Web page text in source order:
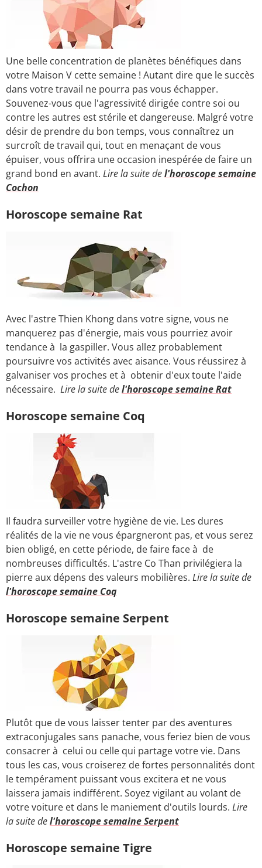
Une belle concentration de planètes bénéfiques dans
votre Maison V cette semaine ! Autant dire que le succès
dans votre travail ne pourra pas vous échapper.
Souvenez-vous que l'agressivité dirigée contre soi ou
contre les autres est stérile et dangereuse. Malgré votre
désir de prendre du bon temps, vous connaîtrez un
surcroît de travail qui, tout en menaçant de vous
épuiser, vous offrira une occasion inespérée de faire un
grand bond en avant. Lire la suite del'horoscope semaine
Cochon
Horoscope semaine Rat
Avec l'astre Thien Khong dans votre signe, vous ne
manquerez pas d'énergie, mais vous pourriez avoir
tendance à la gaspiller. Vous allez probablement
poursuivre vos activités avec aisance. Vous réussirez à
galvaniser vos proches et à obtenir d'eux toute l'aide
nécessaire. Lire la suite del'horoscope semaine Rat
Horoscope semaine Coq
Il faudra surveiller votre hygiène de vie. Les dures
réalités de la vie ne vous épargneront pas, et vous serez
bien obligé, en cette période, de faire face à de
nombreuses difficultés. L'astre Co Than privilégiera la
pierre aux dépens des valeurs mobilières. Lire la suite de
l'horoscope semaine Coq
Horoscope semaine Serpent
Plutôt que de vous laisser tenter par des aventures
extraconjugales sans panache, vous feriez bien de vous
consacrer à celui ou celle qui partage votre vie. Dans
tous les cas, vous croiserez de fortes personnalités dont
le tempérament puissant vous excitera et ne vous
laissera jamais indifférent. Soyez vigilant au volant de
votre voiture et dans le maniement d'outils lourds. Lire
la suite del'horoscope semaine Serpent
Horoscope semaine Tigre